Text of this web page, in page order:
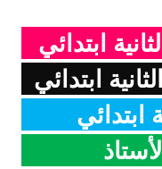
ابتدائي
ابتدائي
ابتدائي